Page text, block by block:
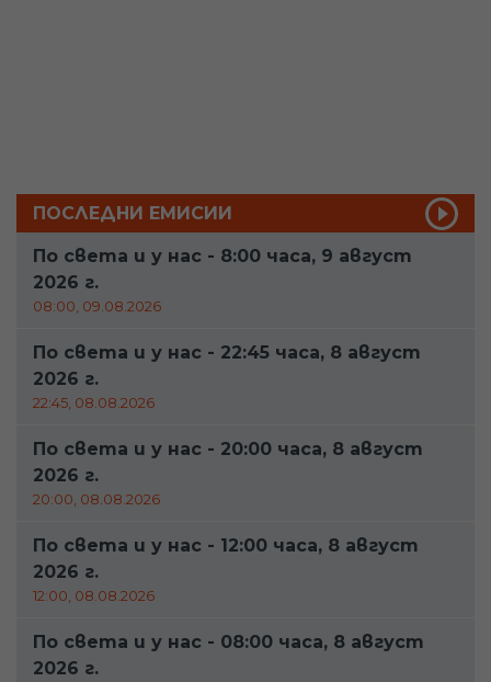
ПОСЛЕДНИ ЕМИСИИ
По света и у нас - 8:00 часа, 9 август
2026 г.
08:00, 09.08.2026
По света и у нас - 22:45 часа, 8 август
2026 г.
22:45, 08.08.2026
По света и у нас - 20:00 часа, 8 август
2026 г.
20:00, 08.08.2026
По света и у нас - 12:00 часа, 8 август
2026 г.
12:00, 08.08.2026
По света и у нас - 08:00 часа, 8 август
2026 г.